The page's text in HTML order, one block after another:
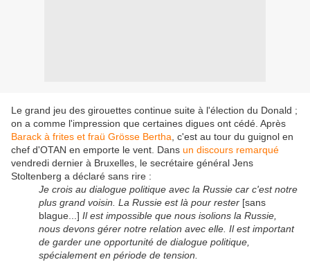
Le grand jeu des girouettes continue suite à l'élection du Donald ;
on a comme l'impression que certaines digues ont cédé. Après
Barack à frites et fraü Grösse Bertha , c'est au tour du guignol en
chef d'OTAN en emporte le vent. Dans un discours remarqué
vendredi dernier à Bruxelles, le secrétaire général Jens
Stoltenberg a déclaré sans rire :
Je crois au dialogue politique avec la Russie car c'est notre
plus grand voisin. La Russie est là pour rester [sans
blague...] Il est impossible que nous isolions la Russie,
nous devons gérer notre relation avec elle. Il est important
de garder une opportunité de dialogue politique,
spécialement en période de tension.